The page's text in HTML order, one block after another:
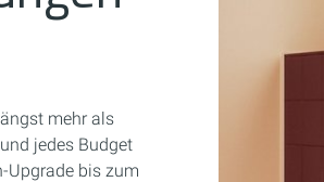
mehr als
jedes Budget
Upgrade bis zum